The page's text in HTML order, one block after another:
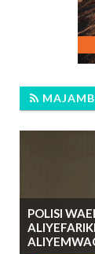
POLISI